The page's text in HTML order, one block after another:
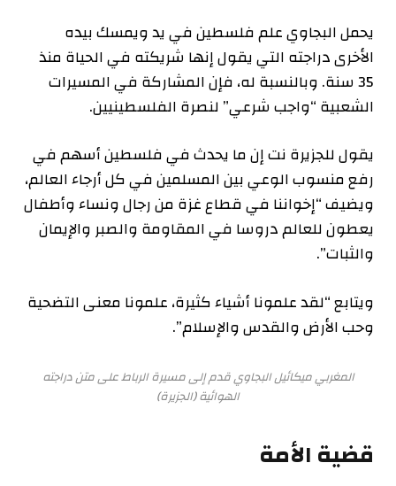
يحمل البجاوي علم فلسطين في يد ويمسك بيده
الأخرى دراجته التي يقول إنها شريكته في الحياة منذ
35 سنة. وبالنسبة له، فإن المشاركة في المسيرات
الشعبية “واجب شرعي” لنصرة الفلسطينيين.
يقول للجزيرة نت إن ما يحدث في فلسطين أسهم في
رفع منسوب الوعي بين المسلمين في كل أرجاء العالم،
ويضيف “إخواننا في قطاع غزة من رجال ونساء وأطفال
يعطون للعالم دروسا في المقاومة والصبر والإيمان
والثبات”.
ويتابع “لقد علمونا أشياء كثيرة، علمونا معنى التضحية
وحب الأرض والقدس والإسلام”.
المغربي ميكائيل البجاوي قدم إلى مسيرة الرباط على متن دراجته
الهوائية (الجزيرة)
قضية الأمة